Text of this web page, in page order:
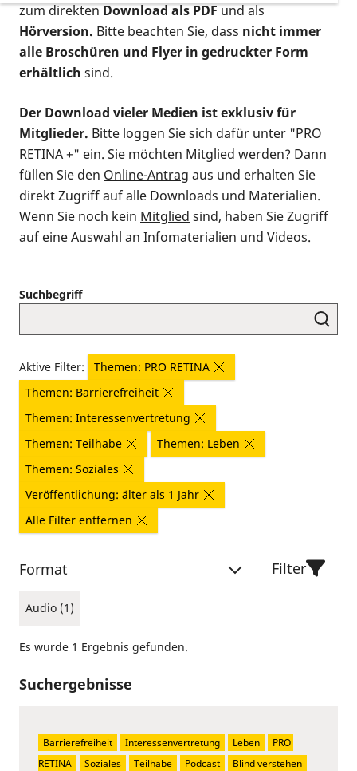
zum direktenDownload als PDFund als
Hörversion. Bitte beachten Sie, dass nicht immer
alle Broschüren und Flyer in gedruckter Form
erhältlich sind.
Der Download vieler Medien ist exklusiv für
Mitglieder. Bitte loggen Sie sich dafür unter "PRO
RETINA +" ein. Sie möchten Mitglied werden? Dann
füllen Sie den Online-Antrag aus und erhalten Sie
direkt Zugriff auf alle Downloads und Materialien.
Wenn Sie noch kein Mitglied sind, haben Sie Zugriff
auf eine Auswahl an Infomaterialien und Videos.
Suchbegriff
Aktive Filter:
Themen: PRO RETINA
Themen: Barrierefreiheit
Themen: Interessenvertretung
Themen: Teilhabe
Themen: Leben
Themen: Soziales
Veröffentlichung: älter als 1 Jahr
Alle Filter entfernen
Format
Audio (1)
Filter
Es wurde 1 Ergebnis gefunden.
Suchergebnisse
Barrierefreiheit Interessenvertretung Leben
PRO
RETINA
Soziales Teilhabe Podcast Blind verstehen